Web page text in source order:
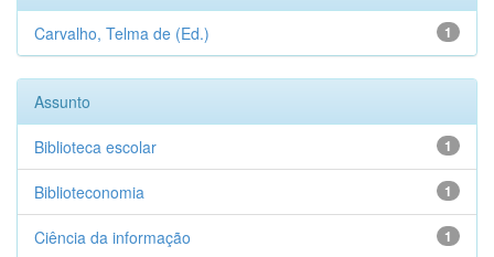
1
Carvalho, Telma de (Ed.)
Assunto
1
Biblioteca escolar
1
Biblioteconomia
1
Ciência da informação